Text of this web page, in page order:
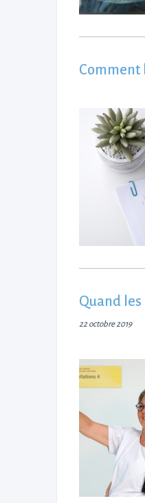
Comment
Quand les
22 octobre 2019